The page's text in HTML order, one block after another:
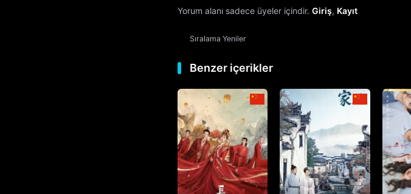
18. Bölüm
20. Bölüm
21. Bölüm
Yorum alanı sadece üyeler içindir. Giriş, Kayıt
Sıralama Yeniler
Benzer içerikler